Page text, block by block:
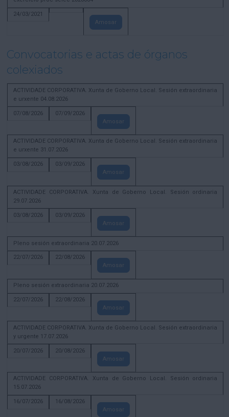
24/03/2021
Amosar
Convocatorias e actas de órganos
colexiados
ACTIVIDADE CORPORATIVA. Xunta de Goberno Local. Sesión extraordinaria
e urxente 04.08.2026
07/08/2026
07/09/2026
Amosar
ACTIVIDADE CORPORATIVA. Xunta de Goberno Local. Sesión extraordinaria
e urxente 31.07.2026
03/08/2026
03/09/2026
Amosar
ACTIVIDADE CORPORATIVA. Xunta de Goberno Local. Sesión ordinaria
29.07.2026
03/08/2026
03/09/2026
Amosar
Pleno sesión extraordinaria 20.07.2026
22/07/2026
22/08/2026
Amosar
Pleno sesión extraordinaria 20.07.2026
22/07/2026
22/08/2026
Amosar
ACTIVIDADE CORPORATIVA. Xunta de Goberno Local. Sesión extraordinaria
y urgente 17.07.2026
20/07/2026
20/08/2026
Amosar
ACTIVIDADE CORPORATIVA. Xunta de Goberno Local. Sesión ordinaria
15.07.2026
16/07/2026
16/08/2026
Amosar